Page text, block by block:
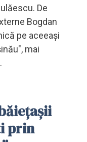
De
Bogdan
pe aceeași
mai
prin